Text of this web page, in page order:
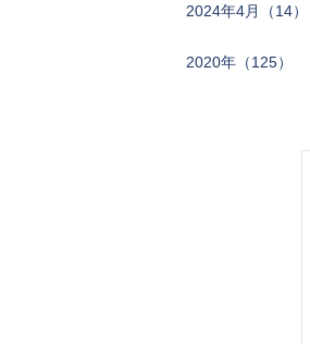
2​0​2​4​年​4月​（14）
2​0​2​0​年​（125）